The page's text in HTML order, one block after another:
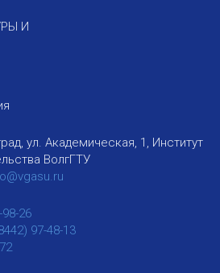
И
ул. Академическая, 1, Институт
ВолгГТУ
26
97-48-13